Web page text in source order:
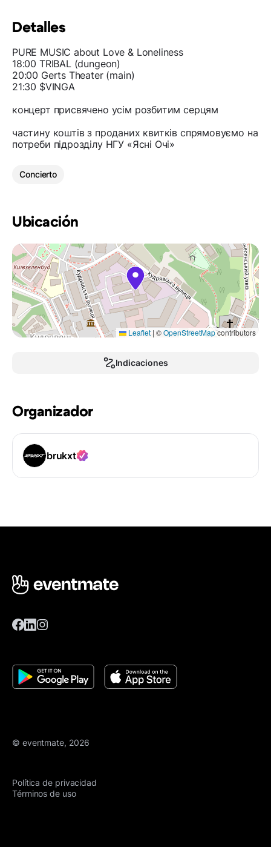
Detalles
PURE MUSIC about Love & Loneliness
18:00 TRIBAL (dungeon)
20:00 Gerts Theater (main)
21:30 $VINGA
концерт присвячено усім розбитим серцям
частину коштів з проданих квитків спрямовуємо на
потреби підрозділу НГУ «Ясні Очі»
Concierto
Ubicación
Leaflet | ©OpenStreetMapcontributors
Indicaciones
Organizador
brukxt
© eventmate, 2026
Política de privacidad
Términos de uso